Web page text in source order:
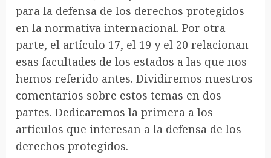
para la defensa de los derechos protegidos
en la normativa internacional. Por otra
parte, el artículo 17, el 19 y el 20 relacionan
esas facultades de los estados a las que nos
hemos referido antes. Dividiremos nuestros
comentarios sobre estos temas en dos
partes. Dedicaremos la primera a los
artículos que interesan a la defensa de los
derechos protegidos.